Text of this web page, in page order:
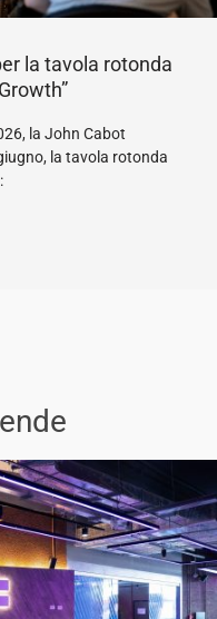
la tavola rotonda
la John Cabot
la tavola rotonda